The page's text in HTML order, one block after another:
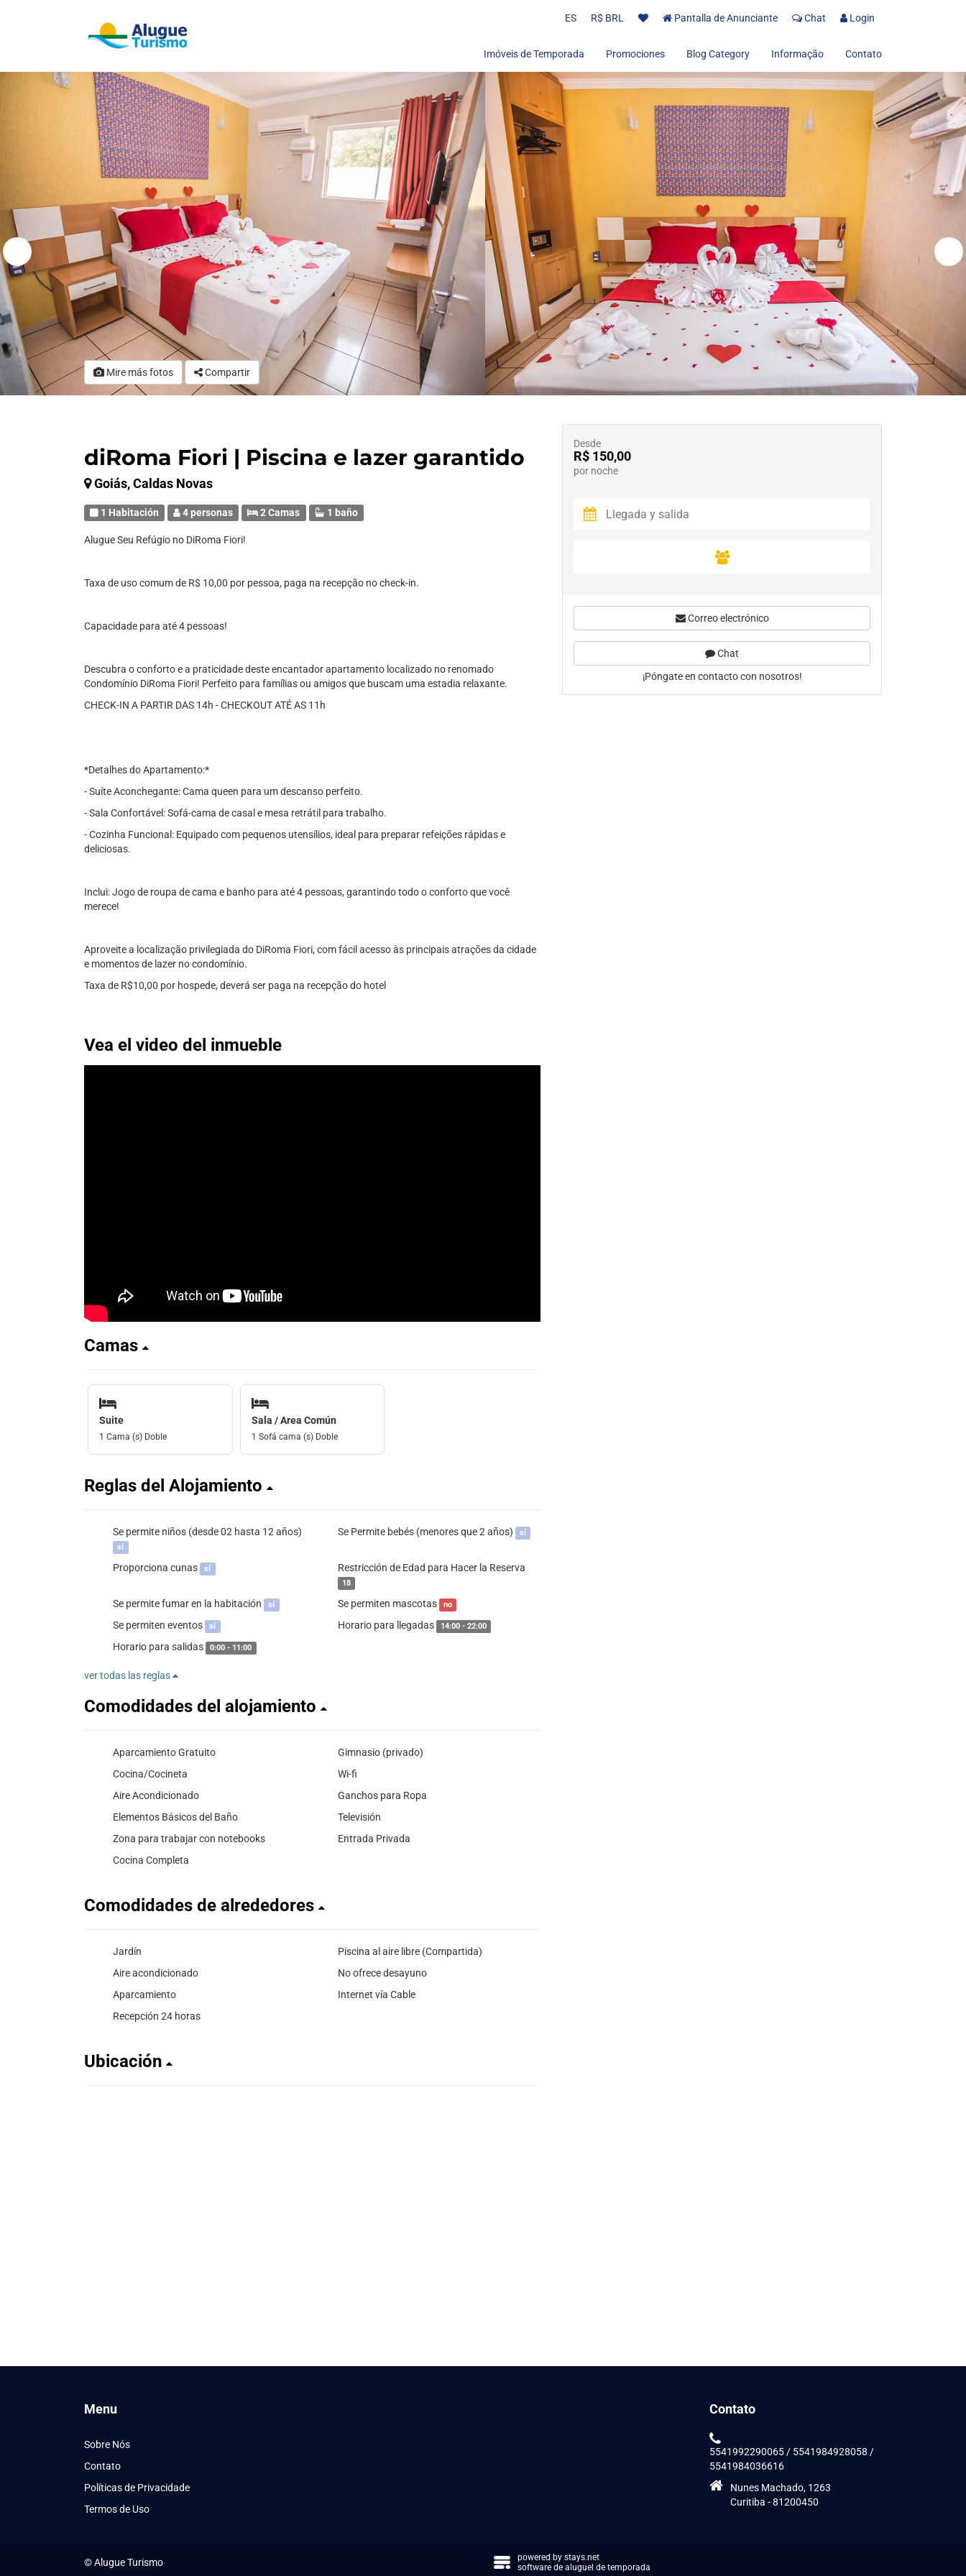
ES R$ BRL Pantalla de Anunciante Chat Login
Imóveis de Temporada Promociones Blog Category Informação
Sobre nos
Política de Privacidad
Contato
Mire más fotos Compartir
diRoma Fiori | Piscina e lazer garantido
Goiás, Caldas Novas
1 Habitación 4 personas 2 Camas 1 baño
Alugue Seu Refúgio no DiRoma Fiori!
Taxa de uso comum de R$ 10,00 por pessoa, paga na recepção no check-in.
Capacidade para até 4 pessoas!
Descubra o conforto e a praticidade deste encantador apartamento localizado no renomado
Condomínio DiRoma Fiori! Perfeito para famílias ou amigos que buscam uma estadia relaxante.
CHECK-IN A PARTIR DAS 14h - CHECKOUT ATÉ AS 11h
*Detalhes do Apartamento:*
- Suíte Aconchegante: Cama queen para um descanso perfeito.
- Sala Confortável: Sofá-cama de casal e mesa retrátil para trabalho.
- Cozinha Funcional: Equipado com pequenos utensílios, ideal para preparar refeições rápidas e
deliciosas.
Inclui: Jogo de roupa de cama e banho para até 4 pessoas, garantindo todo o conforto que você
merece!
Aproveite a localização privilegiada do DiRoma Fiori, com fácil acesso às principais atrações da cidade
e momentos de lazer no condomínio.
Taxa de R$10,00 por hospede, deverá ser paga na recepção do hotel
Vea el video del inmueble
Camas
Suite
1 Cama (s) Doble
Sala / Area Común
1 Sofá cama (s) Doble
Reglas del Alojamiento
Se permite niños (desde 02 hasta 12 años)
sí
Se Permite bebés (menores que 2 años) sí
Proporciona cunas sí Restricción de Edad para Hacer la Reserva
18
Se permite fumar en la habitación sí Se permiten mascotas no
Se permiten eventos sí Horario para llegadas 14:00 - 22:00
Horario para salidas 0:00 - 11:00
ver todas las reglas
Comodidades del alojamiento
Aparcamiento Gratuito
Gimnasio (privado)
Cocina/Cocineta
Wi-fi
Aire Acondicionado
Ganchos para Ropa
Elementos Básicos del Baño
Televisión
Zona para trabajar con notebooks
Entrada Privada
Cocina Completa
Comodidades de alrededores
Jardín
Piscina al aire libre (Compartida)
Aire acondicionado
No ofrece desayuno
Aparcamiento
Internet vía Cable
Recepción 24 horas
Ubicación
Desde
R$ 150,00
por noche
Correo electrónico
Chat
¡Póngate en contacto con nosotros!
Menu
Sobre Nós
Contato
Políticas de Privacidade
Termos de Uso
Contato
5541992290065 / 5541984928058 /
5541984036616
Nunes Machado, 1263
Curitiba - 81200450
© Alugue Turismo powered by stays.net
software de aluguel de temporada